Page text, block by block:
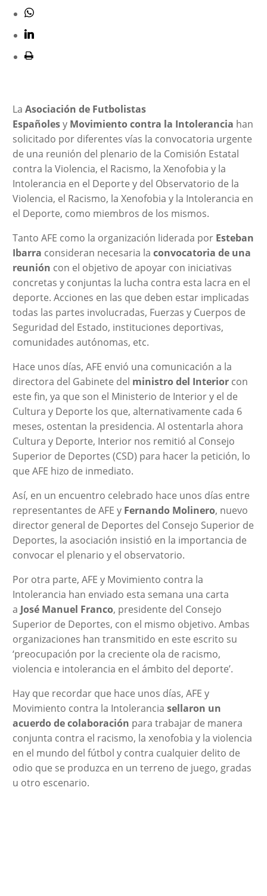
La Asociación de Futbolistas
Españolesy Movimiento contra la Intolerancia han
solicitado por diferentes vías la convocatoria urgente
de una reunión del plenario de la Comisión Estatal
contra la Violencia, el Racismo, la Xenofobia y la
Intolerancia en el Deporte y del Observatorio de la
Violencia, el Racismo, la Xenofobia y la Intolerancia en
el Deporte, como miembros de los mismos.
Tanto AFE como la organización liderada por Esteban
Ibarra consideran necesaria la convocatoria de una
reunión con el objetivo de apoyar con iniciativas
concretas y conjuntas la lucha contra esta lacra en el
deporte. Acciones en las que deben estar implicadas
todas las partes involucradas, Fuerzas y Cuerpos de
Seguridad del Estado, instituciones deportivas,
comunidades autónomas, etc.
Hace unos días, AFE envió una comunicación a la
directora del Gabinete del ministro del Interiorcon
este fin, ya que son el Ministerio de Interior y el de
Cultura y Deporte los que, alternativamente cada 6
meses, ostentan la presidencia. Al ostentarla ahora
Cultura y Deporte, Interior nos remitió al Consejo
Superior de Deportes (CSD) para hacer la petición, lo
que AFE hizo de inmediato.
Así, en un encuentro celebrado hace unos días entre
representantes de AFE y Fernando Molinero, nuevo
director general de Deportes del Consejo Superior de
Deportes, la asociación insistió en la importancia de
convocar el plenario y el observatorio.
Por otra parte, AFE y Movimiento contra la
Intolerancia han enviado esta semana una carta
a José Manuel Franco, presidente del Consejo
Superior de Deportes, con el mismo objetivo. Ambas
organizaciones han transmitido en este escrito su
‘preocupación por la creciente ola de racismo,
violencia e intolerancia en el ámbito del deporte’.
Hay que recordar que hace unos días, AFE y
Movimiento contra la Intolerancia sellaron un
acuerdo de colaboración para trabajar de manera
conjunta contra el racismo, la xenofobia y la violencia
en el mundo del fútbol y contra cualquier delito de
odio que se produzca en un terreno de juego, gradas
u otro escenario.